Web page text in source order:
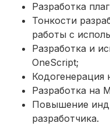
Разработка
Тонкости
работы с
Разработка и
OneScript;
Кодогенерация
Разработка на
Повышение
разработчика.